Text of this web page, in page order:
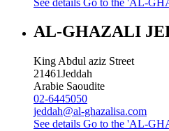
AL-GHAZALI
King Abdul aziz Street
21461Jeddah
Arabie Saoudite
02-6445050
jeddah@al-ghazalisa.com
See details Go to the 'AL-